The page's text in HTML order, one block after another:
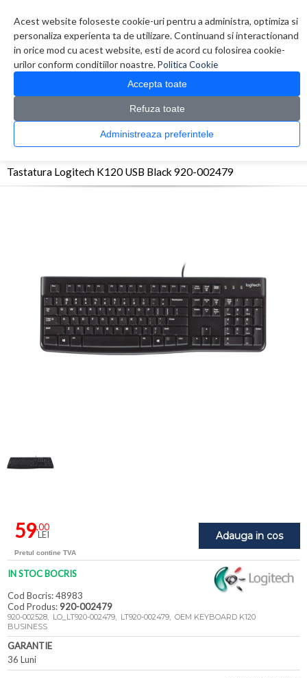
Acest website foloseste cookie-uri pentru a administra, optimiza si
personaliza experienta ta de utilizare. Continuand si interactionand
in orice mod cu acest website, esti de acord cu folosirea cookie-
urilor conform conditiilor noastre.Politica Cookie
Accepta toate
Refuza toate
Administreaza preferintele
0 produs(e)
CATALOG PRODUSE
> Tastaturi > Tastatura Logitech K120 USB Black 920-
Tastatura Logitech K120 USB Black 920-002479
Adauga in cos
59,00
LEI
Pretul contine TVA
IN STOC BOCRIS
Cod Bocris: 48983
Cod Produs: 920-002479
920-002528, LO_LT920-002479, LT920-002479, OEM KEYBOARD K120
BUSINESS
GARANTIE
36 Luni